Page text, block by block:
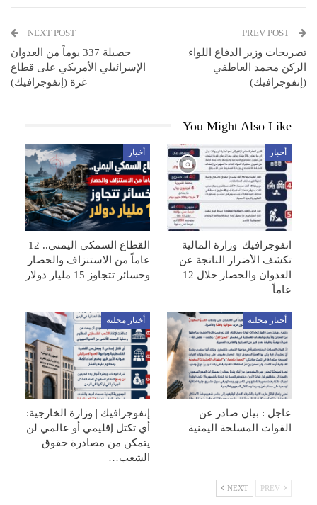
تصريحات وزير الدفاع اللواء
الركن محمد العاطفي
(إنفوجرافيك)
NEXT POST
حصيلة 337 يوماً من العدوان
الإسرائيلي الأمريكي على قطاع
غزة (إنفوجرافيك)
You Might Also Like
أخبار
انفوجرافيك| وزارة المالية
تكشف الأضرار الناتجة عن
العدوان والحصار خلال 12
عاماً
أخبار
القطاع السمكي اليمني.. 12
عاماً من الاستنزاف والحصار
وخسائر تتجاوز 15 مليار دولار
أخبار محلية
عاجل : بيان صادر عن
القوات المسلحة اليمنية
أخبار محلية
إنفوجرافيك | وزارة الخارجية:
أي تكتل إقليمي أو عالمي لن
يتمكن من مصادرة حقوق
الشعب…
NEXT